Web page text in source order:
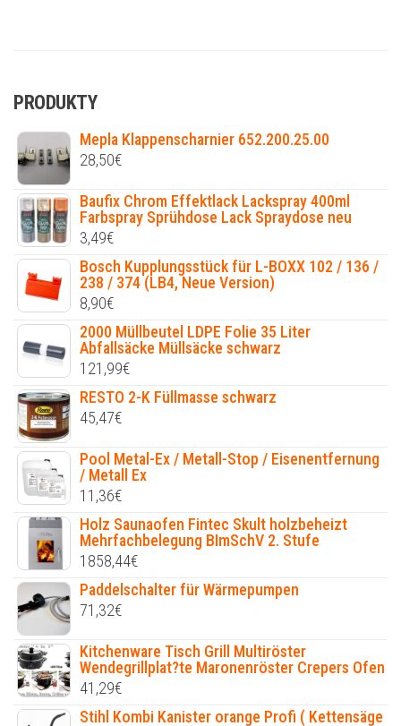
PRODUKTY
Mepla Klappenscharnier 652.200.25.00
28,50€
Baufix Chrom Effektlack Lackspray 400ml
Farbspray Sprühdose Lack Spraydose neu
3,49€
Bosch Kupplungsstück für L-BOXX 102 / 136 /
238 / 374 (LB4, Neue Version)
8,90€
2000 Müllbeutel LDPE Folie 35 Liter
Abfallsäcke Müllsäcke schwarz
121,99€
RESTO 2-K Füllmasse schwarz
45,47€
Pool Metal-Ex / Metall-Stop / Eisenentfernung
/ Metall Ex
11,36€
Holz Saunaofen Fintec Skult holzbeheizt
Mehrfachbelegung BImSchV 2. Stufe
1858,44€
Paddelschalter für Wärmepumpen
71,32€
Kitchenware Tisch Grill Multiröster
Wendegrillplat?te Maronenröster Crepers Ofen
41,29€
Stihl Kombi Kanister orange Profi ( Kettensäge